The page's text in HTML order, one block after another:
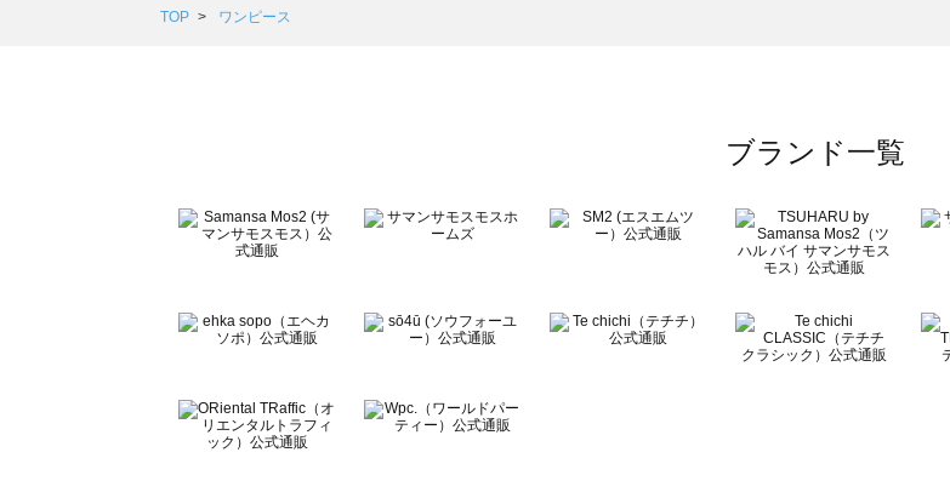
Samansa Mos2 Lagom（サマンサモスモス ラーゴム）のワンピース一覧
BETTY'S BLUE（べティーズブルー）のワンピース一覧
Wpc.（ワールドパーティー）のワンピース一覧
TOP ワンピース
ブランド一覧